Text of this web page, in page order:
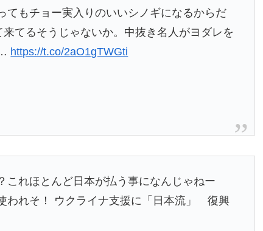
てもチョー実入りのいいシノギになるからだ
てるそうじゃないか。中抜き名人がヨダレを
https://t.co/2aO1gTWGti
これほとんど日本が払う事になんじゃねー
われそ！ ウクライナ支援に「日本流」 復興